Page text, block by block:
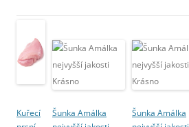
Kuřecí
Šunka Amálka
Šunka Amálka